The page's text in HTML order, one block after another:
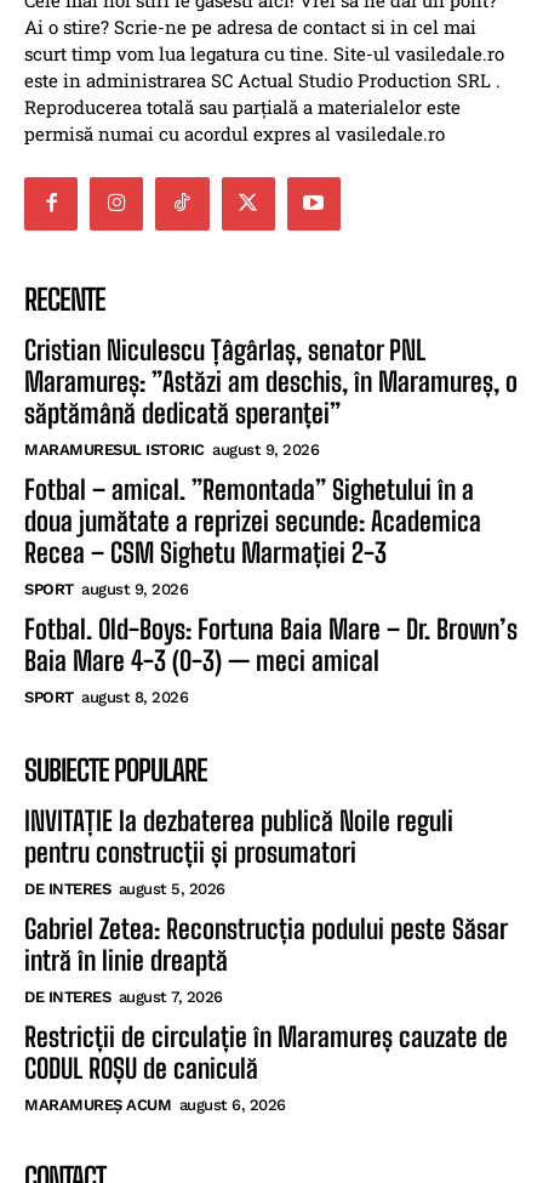
Ai o stire? Scrie-ne pe adresa de contact si in cel mai
scurt timp vom lua legatura cu tine. Site-ul vasiledale.ro
este in administrarea SC Actual Studio Production SRL .
Reproducerea totală sau parțială a materialelor este
permisă numai cu acordul expres al vasiledale.ro
RECENTE
Cristian Niculescu Țâgârlaș, senator PNL
Maramureș: ”Astăzi am deschis, în Maramureș, o
săptămână dedicată speranței”
MARAMURESUL ISTORIC august 9, 2026
Fotbal – amical. ”Remontada” Sighetului în a
doua jumătate a reprizei secunde: Academica
Recea – CSM Sighetu Marmației 2-3
SPORT august 9, 2026
Fotbal. Old-Boys: Fortuna Baia Mare – Dr. Brown’s
Baia Mare 4-3 (0-3) — meci amical
SPORT august 8, 2026
SUBIECTE POPULARE
INVITAȚIE la dezbaterea publică Noile reguli
pentru construcții și prosumatori
DE INTERES august 5, 2026
Gabriel Zetea: Reconstrucția podului peste Săsar
intră în linie dreaptă
DE INTERES august 7, 2026
Restricții de circulație în Maramureș cauzate de
CODUL ROȘU de caniculă
MARAMUREȘ ACUM august 6, 2026